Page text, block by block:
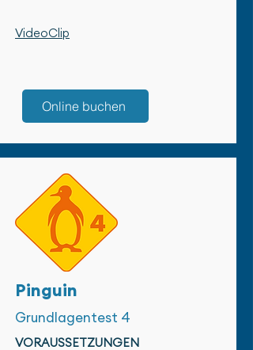
VideoClip
Pinguin
Grundlagentest 4
VORAUSSETZUNGEN
Online buchen